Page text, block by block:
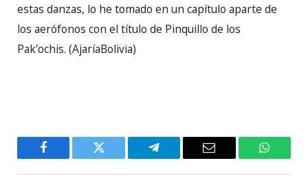
estas danzas, lo he tomado en un capítulo aparte de
los aerófonos con el título de Pinquillo de los
Pak’ochis. (AjaríaBolivia)
Facebook Twitter Telegram Email